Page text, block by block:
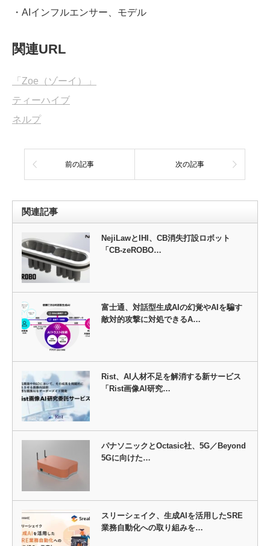
・AIインフルエンサー、モデル
関連URL
「Zoe（ゾーイ）」
ティーハイブ
ネルプ
前の記事 次の記事
関連記事
NejiLawとIHI、CB消失打設ロボット
「CB-zeROBO…
富士通、対話型生成AIの幻覚やAIを騙す
敵対的攻撃に対処できるA…
Rist、AI人材不足を解消する新サービス
「Rist画像AI研究…
パナソニックとOctasic社、5G／Beyond
5Gに向けた…
スリーシェイク、生成AIを活用したSRE
業務自動化への取り組みを…